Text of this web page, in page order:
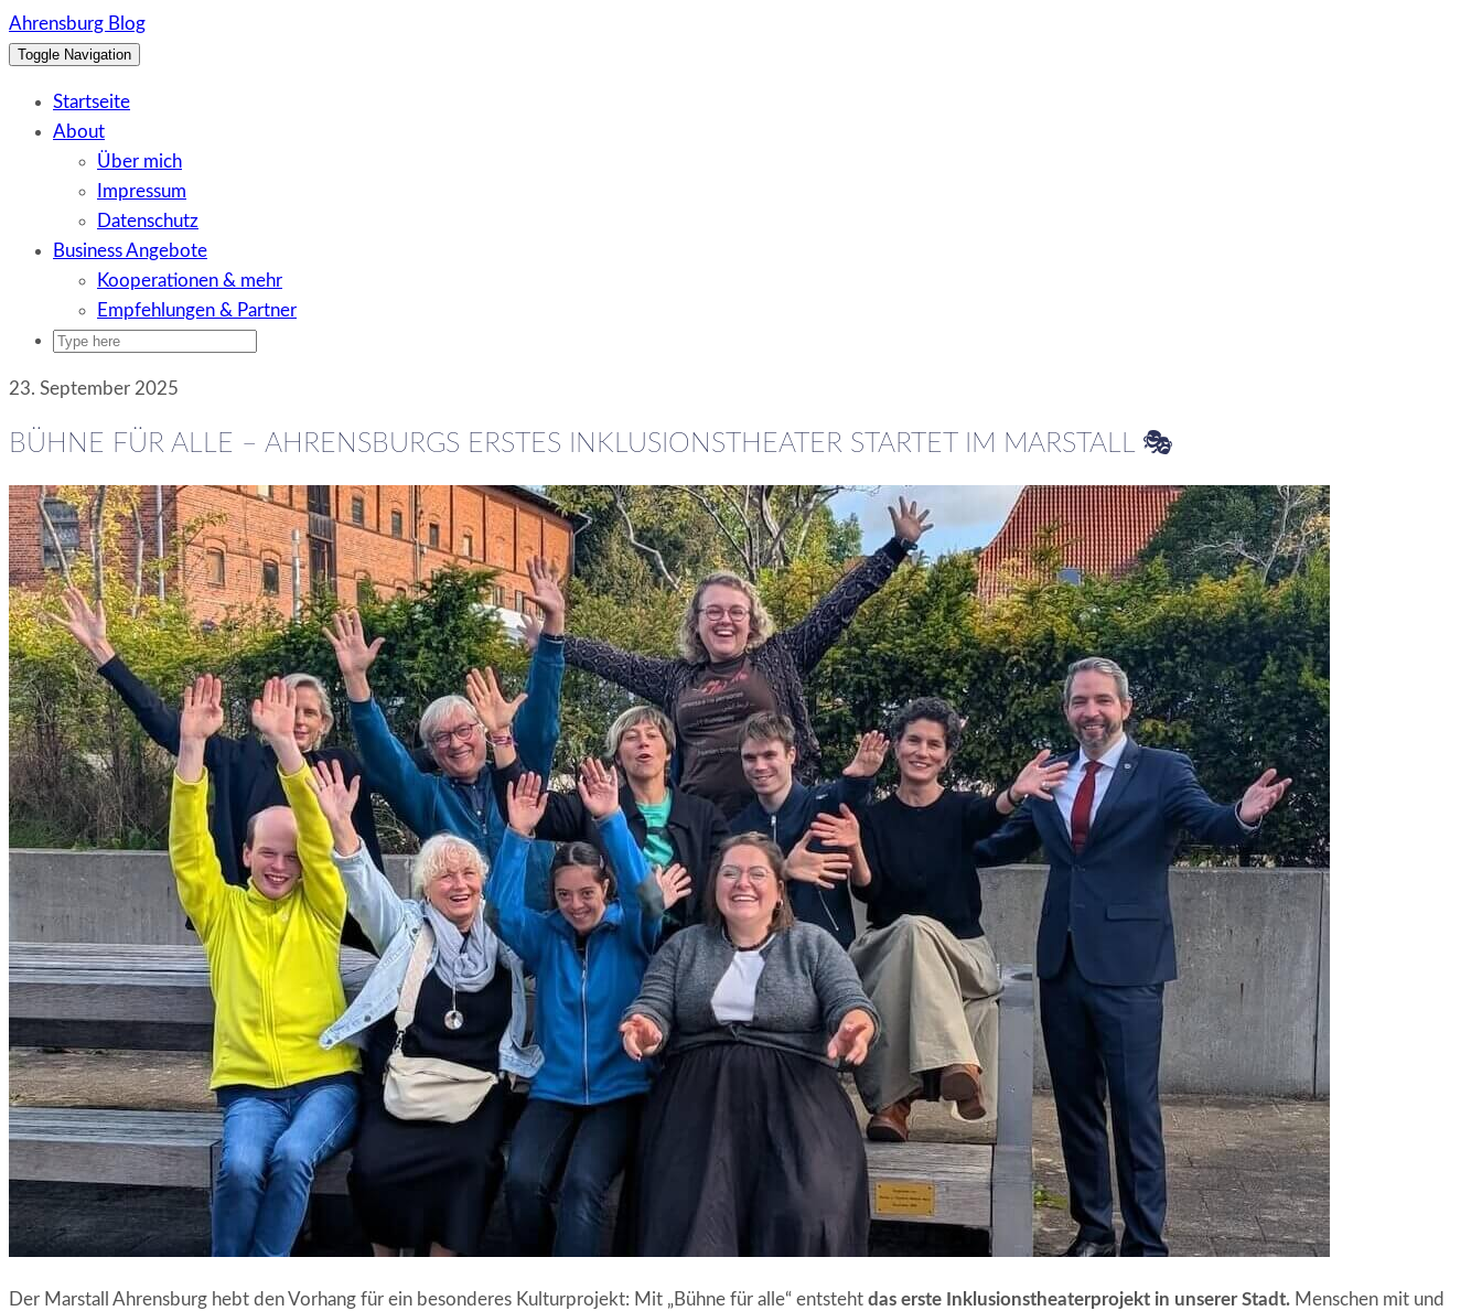
Skip
to
Ahrensburg Blog
Toggle Navigation
Startseite
About
Über mich
Impressum
Datenschutz
Business Angebote
Kooperationen & mehr
Empfehlungen & Partner
23. September 2025
BÜHNE FÜR ALLE – AHRENSBURGS ERSTES INKLUSIONSTHEATER STARTET IM MARSTALL 🎭
Der Marstall Ahrensburg hebt den Vorhang für ein besonderes Kulturprojekt: Mit „Bühne für alle“ entsteht das erste Inklusionstheaterprojekt in unserer Stadt. Menschen mit und